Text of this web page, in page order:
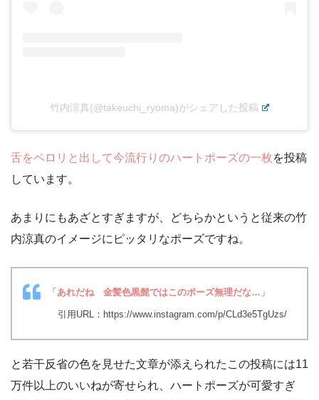
竹内涼真(@takeuchi_ryoma)がシェアした投稿
舌をペロリと出して今流行りのハートポーズの一枚を投稿
しています。
あまりにもあざとすぎますが、どちらかというと従来の竹
内涼真のイメージにピッタリなポーズですね。
「 あれだね 金髪色黒髭ではこのポーズ無理だな… 」
引用URL：https://www.instagram.com/p/CLd3e5TgUzs/
と若干反省の色を見せた文章が添えられたこの投稿には11
万件以上のいいねが寄せられ、ハートポーズが可愛すぎ